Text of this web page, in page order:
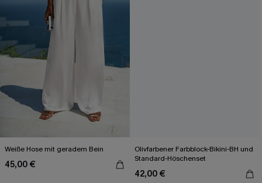
Weiße Hose mit geradem Bein
45,00 €
Olivfarbener Farbblock-Bikini-BH und
Standard-Höschenset
42,00 €
Mit Gratis-Maßband